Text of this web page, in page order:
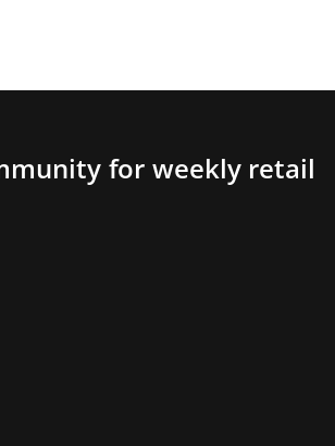
for weekly retail